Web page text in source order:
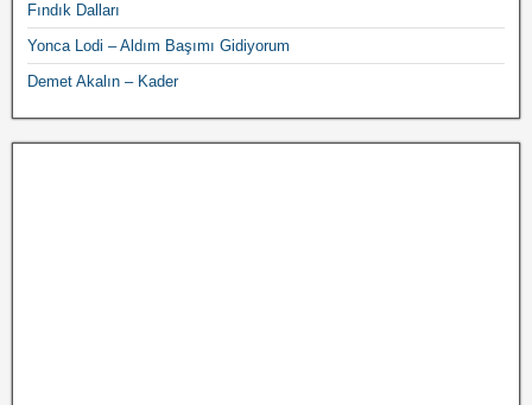
Fındık Dalları
Yonca Lodi – Aldım Başımı Gidiyorum
Demet Akalın – Kader